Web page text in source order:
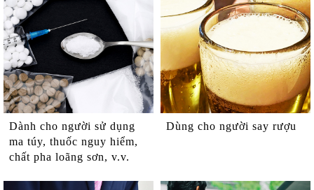
Dành cho người sử dụng
ma túy, thuốc nguy hiểm,
chất pha loãng sơn, v.v.
Dùng cho người say rượu